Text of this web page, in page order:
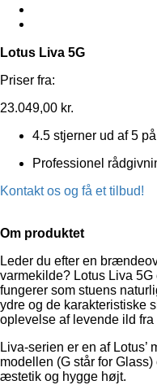
Lotus Liva 5G
Priser fra:
23.049,00 kr.
4.5 stjerner ud af 5
Professionel
Kontakt os og få et tilbud!
Om produktet
Leder du efter en
varmekilde? Lotus Liva
fungerer som stuens
ydre og de karakteristiske
oplevelse af levende ild fra
Liva-serien er en af
modellen (G står for
æstetik og hygge højt.